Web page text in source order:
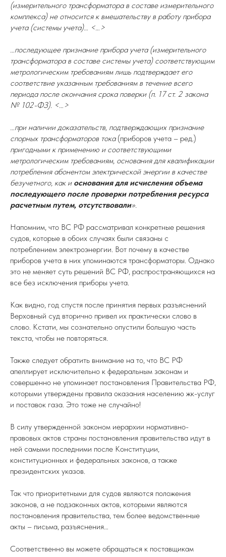
(измерительного трансформатора в составе измерительного
комплекса) не относится к вмешательству в работу прибора
учета (системы учета)… <…>
…последующее признание прибора учета (измерительного
трансформатора в составе системы учета) соответствующим
метрологическим требованиям лишь подтверждает его
соответствие указанным требованиям в течение всего
периода после окончания срока поверки (п. 17 ст. 2 закона
№ 102-ФЗ). <…>
…при наличии доказательств, подтверждающих признание
спорных трансформаторов тока (приборов учета – ред.)
пригодными к применению и соответствующими
метрологическим требованиям, основания для квалификации
потребления абонентом электрической энергии в качестве
безучетного, как и основания для исчисления объема
последующего после проверки потребления ресурса
расчетным путем, отсутствовали».
Напомним, что ВС РФ рассматривал конкретные решения
судов, которые в обоих случаях были связаны с
потреблением электроэнергии. Вот почему в качестве
приборов учета в них упоминаются трансформаторы. Однако
это не меняет суть решений ВС РФ, распространяющихся на
все без исключения приборы учета.
Как видно, год спустя после принятия первых разъяснений
Верховный суд вторично привел их практически слово в
слово. Кстати, мы сознательно опустили большую часть
текста, чтобы не повторяться.
Также следует обратить внимание на то, что ВС РФ
апеллирует исключительно к федеральным законам и
совершенно не упоминает постановления Правительства РФ,
которыми утверждены правила оказания населению жк-услуг
и поставок газа. Это тоже не случайно!
В силу утвержденной законом иерархии нормативно-
правовых актов страны постановления правительства идут в
ней самыми последними после Конституции,
конституционных и федеральных законов, а также
президентских указов.
Так что приоритетными для судов являются положения
законов, а не подзаконных актов, которыми являются
постановления правительства, тем более ведомственные
акты – письма, разъяснения…
Соответственно вы можете обращаться к поставщикам